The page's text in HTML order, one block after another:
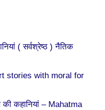
( सर्वश्रेष्ठ ) नैतिक
stories with moral for
की कहानियां – Mahatma